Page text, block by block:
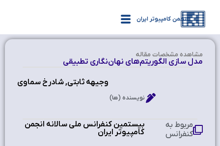
انجمن کامپیوتر ایران
مشاهده‌ مشخصات مقاله
مدل سازی الگوریتم‌های نهان‌نگاری تطبیقی
وجیهه ثابتی, شادرخ سماوی
نویسنده (ها)
بیستمین کنفرانس ملی سالانه انجمن
کامپیوتر ایران
مربوط به
کنفرانس